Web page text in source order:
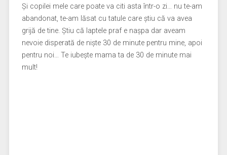
Şi copilei mele care poate va citi asta într-o zi… nu te-am
abandonat, te-am lăsat cu tatule care ştiu că va avea
grijă de tine. Ştiu că laptele praf e naşpa dar aveam
nevoie disperată de nişte 30 de minute pentru mine, apoi
pentru noi… Te iubeşte mama ta de 30 de minute mai
mult!